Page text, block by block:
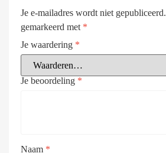
Je e-mailadres wordt niet gepubliceerd.
gemarkeerd met *
Je waardering *
Je beoordeling *
Naam *